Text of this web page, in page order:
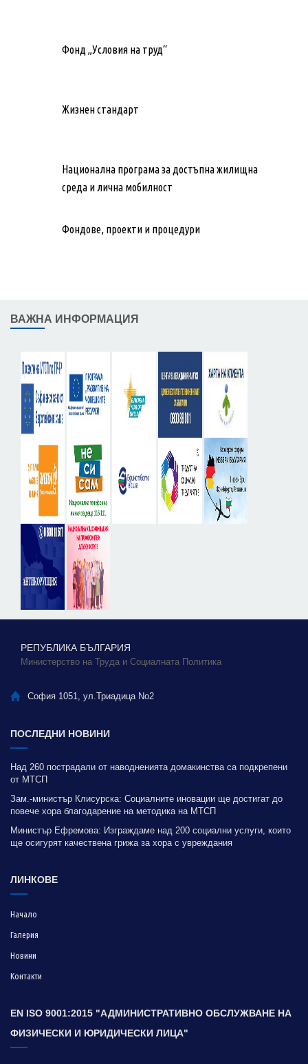
Фонд „Условия на труд“
Жизнен стандарт
Национална програма за достъпна жилищна
среда и лична мобилност
Фондове, проекти и процедури
ВАЖНА ИНФОРМАЦИЯ
РЕПУБЛИКА БЪЛГАРИЯ
Министерство на Труда и Социалната Политика
София 1051, ул.Триадица No2
ПОСЛЕДНИ НОВИНИ
Над 260 пострадали от наводненията домакинства са подкрепени
от МТСП
Зам.-министър Клисурска: Социалните иновации ще достигат до
повече хора благодарение на методика на МТСП
Министър Ефремова: Изграждаме над 200 социални услуги, които
ще осигурят качествена грижа за хора с увреждания
ЛИНКОВЕ
Начало
Галерия
Новини
Контакти
EN ISO 9001:2015 "АДМИНИСТРАТИВНО ОБСЛУЖВАНЕ НА
ФИЗИЧЕСКИ И ЮРИДИЧЕСКИ ЛИЦА"